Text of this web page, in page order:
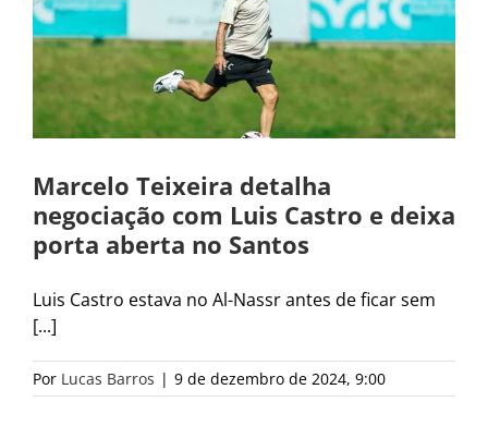
Marcelo Teixeira detalha
negociação com Luis Castro e deixa
porta aberta no Santos
Luis Castro estava no Al-Nassr antes de ficar sem
[...]
Por Lucas Barros | 9 de dezembro de 2024, 9:00